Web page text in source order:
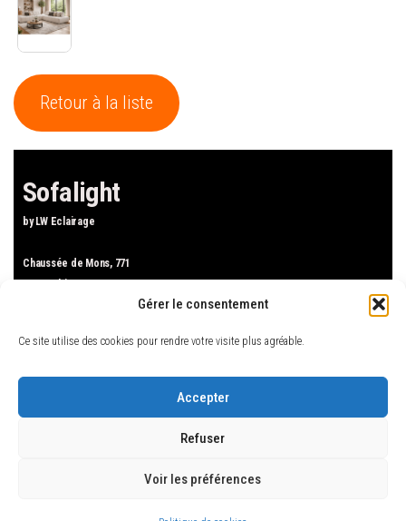
Gérer le consentement
Ce site utilise des cookies pour rendre votre visite plus agréable.
Accepter
Refuser
Voir les préférences
Retour à la liste
Sofalight
by LW Eclairage
Chaussée de Mons, 771
1480 Tubize
Accueil
Canapés